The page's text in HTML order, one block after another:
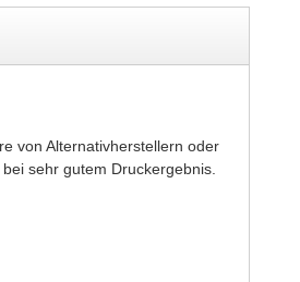
von Alternativherstellern oder
bei sehr gutem Druckergebnis.